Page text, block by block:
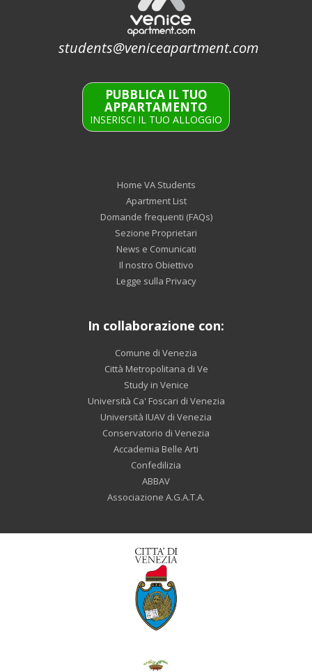
students@veniceapartment.com
PUBBLICA IL TUO
APPARTAMENTO
INSERISCI IL TUO ALLOGGIO
Home VA Students
Apartment List
Domande frequenti (FAQs)
Sezione Proprietari
News e Comunicati
Il nostro Obiettivo
Legge sulla Privacy
In collaborazione con:
Comune di Venezia
Città Metropolitana di Ve
Study in Venice
Università Ca' Foscari di Venezia
Università IUAV di Venezia
Conservatorio di Venezia
Accademia Belle Arti
Confedilizia
ABBAV
Associazione A.G.A.T.A.